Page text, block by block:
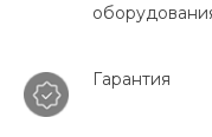
Гарантия